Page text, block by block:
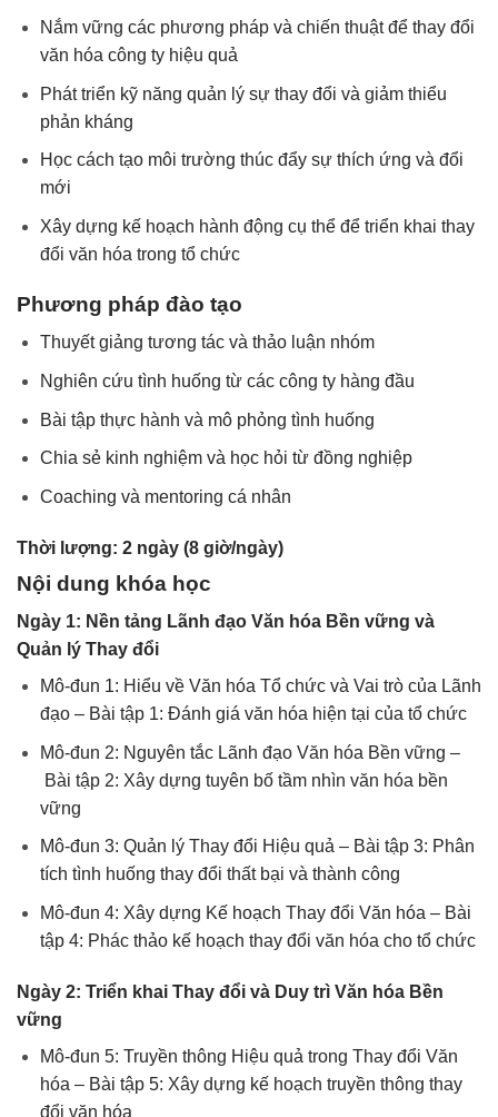
Nắm vững các phương pháp và chiến thuật để thay đổi
văn hóa công ty hiệu quả
Phát triển kỹ năng quản lý sự thay đổi và giảm thiểu
phản kháng
Học cách tạo môi trường thúc đẩy sự thích ứng và đổi
mới
Xây dựng kế hoạch hành động cụ thể để triển khai thay
đổi văn hóa trong tổ chức
Phương pháp đào tạo
Thuyết giảng tương tác và thảo luận nhóm
Nghiên cứu tình huống từ các công ty hàng đầu
Bài tập thực hành và mô phỏng tình huống
Chia sẻ kinh nghiệm và học hỏi từ đồng nghiệp
Coaching và mentoring cá nhân
Thời lượng: 2 ngày (8 giờ/ngày)
Nội dung khóa học
Ngày 1: Nền tảng Lãnh đạo Văn hóa Bền vững và
Quản lý Thay đổi
Mô-đun 1: Hiểu về Văn hóa Tổ chức và Vai trò của Lãnh
đạo – Bài tập 1: Đánh giá văn hóa hiện tại của tổ chức
Mô-đun 2: Nguyên tắc Lãnh đạo Văn hóa Bền vững –
Bài tập 2: Xây dựng tuyên bố tầm nhìn văn hóa bền
vững
Mô-đun 3: Quản lý Thay đổi Hiệu quả – Bài tập 3: Phân
tích tình huống thay đổi thất bại và thành công
Mô-đun 4: Xây dựng Kế hoạch Thay đổi Văn hóa – Bài
tập 4: Phác thảo kế hoạch thay đổi văn hóa cho tổ chức
Ngày 2: Triển khai Thay đổi và Duy trì Văn hóa Bền
vững
Mô-đun 5: Truyền thông Hiệu quả trong Thay đổi Văn
hóa – Bài tập 5: Xây dựng kế hoạch truyền thông thay
đổi văn hóa